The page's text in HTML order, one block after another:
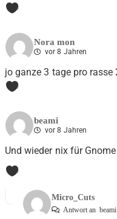
0
Nora mon
vor 8 Jahren
jo ganze 3 tage pro rasse
0
beami
vor 8 Jahren
Und wieder nix für
0
Micro_Cuts
Antwort an beami